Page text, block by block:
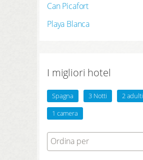
Can Picafort
Playa Blanca
I migliori hotel
Spagna 3 Notti
2 adulti
1 camera
Ordina per